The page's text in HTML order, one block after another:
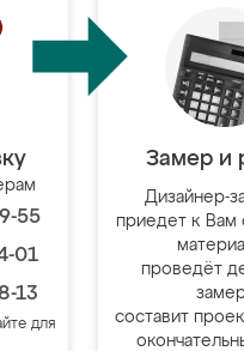
55
01
13
для
Замер и
Дизайнер-
приедет к Вам
проведёт
составит